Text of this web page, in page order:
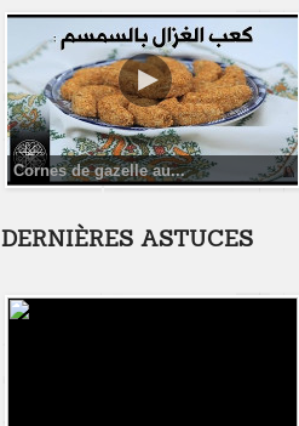
Cornes de gazelle au...
DERNIÈRES ASTUCES